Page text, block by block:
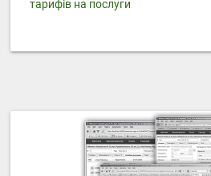
тарифів на послуги